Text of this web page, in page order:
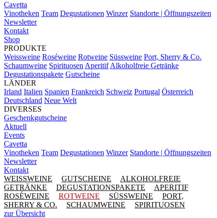
Cavetta
Vinotheken Team Degustationen Winzer Standorte | Öffnungszeiten
Newsletter
Kontakt
Shop
PRODUKTE
Weissweine Roséweine Rotweine Süssweine Port, Sherry & Co.
Schaumweine Spirituosen Aperitif Alkoholfreie Getränke
Degustationspakete Gutscheine
LÄNDER
Irland Italien Spanien Frankreich Schweiz Portugal Österreich
Deutschland Neue Welt
DIVERSES
Geschenkgutscheine
Aktuell
Events
Cavetta
Vinotheken Team Degustationen Winzer Standorte | Öffnungszeiten
Newsletter
Kontakt
WEISSWEINE
GUTSCHEINE
ALKOHOLFREIE
GETRÄNKE
DEGUSTATIONSPAKETE
APERITIF
ROSÉWEINE
ROTWEINE SÜSSWEINE
PORT,
SHERRY & CO.
SCHAUMWEINE
SPIRITUOSEN
zur Übersicht